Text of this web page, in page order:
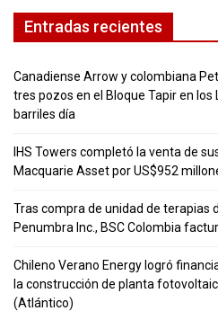
Entradas recientes
Canadiense Arrow y colombiana
tres pozos en el Bloque Tapir en los
barriles día
IHS Towers completó la venta de
Macquarie Asset por US$952
Tras compra de unidad de terapias
Penumbra Inc., BSC Colombia
Chileno Verano Energy logró
la construcción de planta
(Atlántico)